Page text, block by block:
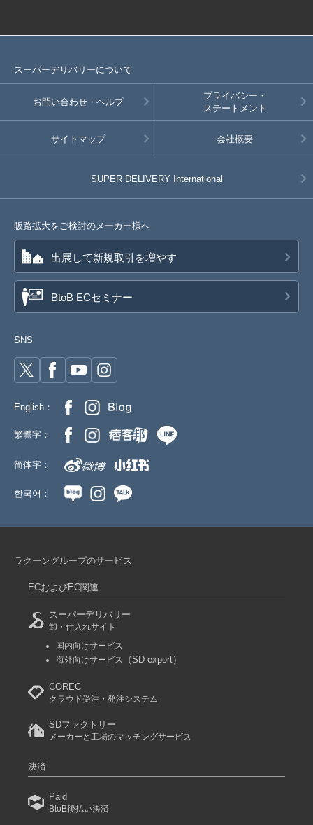
スーパーデリバリーについて
お問い合わせ・ヘルプ
プライバシー・
ステートメント
サイトマップ 会社概要
SUPER DELIVERY International
販路拡大をご検討のメーカー様へ
出展して新規取引を増やす
BtoB ECセミナー
SNS
English：
繁體字：
简体字：
한국어：
ラクーングループのサービス
ECおよびEC関連
スーパーデリバリー
卸・仕入れサイト
国内向けサービス
海外向けサービス
（SD export）
COREC
クラウド受注・発注システム
SDファクトリー
メーカーと工場のマッチングサービス
決済
Paid
BtoB後払い決済